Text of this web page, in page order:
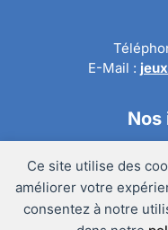
Ce site utilise des
améliorer votre
consentez à notre
E-Mail :
Nos